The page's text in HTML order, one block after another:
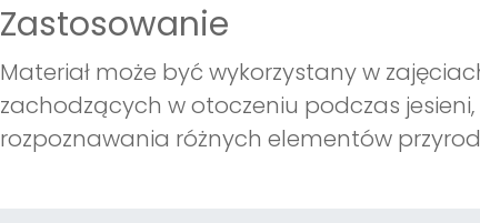
Zastosowanie
Materiał może być wykorzystany w
zachodzących w otoczeniu podczas
rozpoznawania różnych elementów